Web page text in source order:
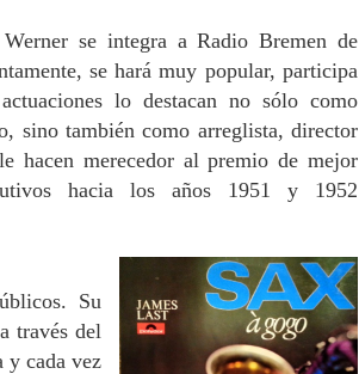
se integra a Radio Bremen de
se hará muy popular, participa
lo destacan no sólo como
sino también como arreglista, director
hacen merecedor al premio de mejor
hacia los años 1951 y 1952
Su
través del
y cada vez